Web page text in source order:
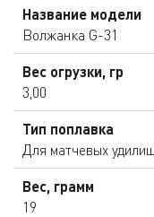
Название модели
Волжанка G-31
Вес огрузки, гр
3,00
Тип поплавка
Для матчевых
Вес, грамм
19